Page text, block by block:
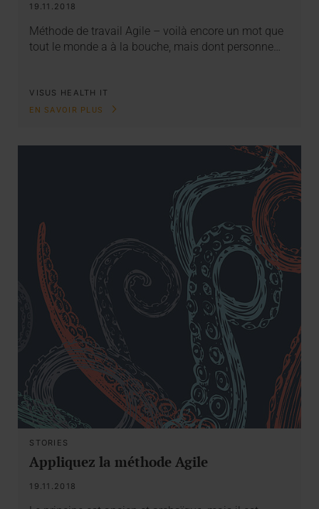
19.11.2018
Méthode de travail Agile – voilà encore un mot que
tout le monde a à la bouche, mais dont personne…
VISUS HEALTH IT
EN SAVOIR PLUS
STORIES
Appliquez la méthode Agile
19.11.2018